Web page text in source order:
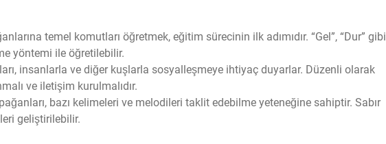
temel komutları öğretmek, eğitim sürecinin ilk adımıdır. “Gel”, “Dur” gibi
yöntemi ile öğretilebilir.
insanlarla ve diğer kuşlarla sosyalleşmeye ihtiyaç duyarlar. Düzenli olarak
ve iletişim kurulmalıdır.
bazı kelimeleri ve melodileri taklit edebilme yeteneğine sahiptir. Sabır
geliştirilebilir.